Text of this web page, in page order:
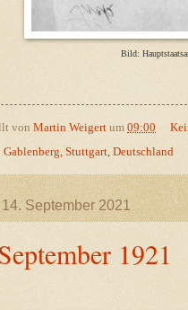
Bild:
von Martin Weigert um 09:00
Gablenberg, Stuttgart, Deutschland
September 2021
1921